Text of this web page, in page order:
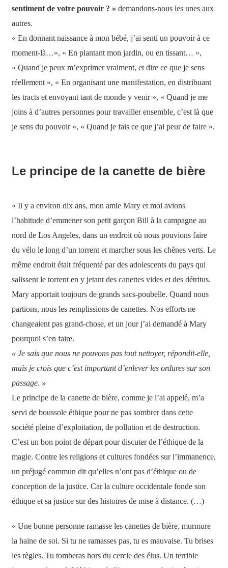
sentiment de votre pouvoir ? » demandons-nous les unes aux
autres.
« En donnant naissance à mon bébé, j’ai senti un pouvoir à ce
moment-là…», « En plantant mon jardin, ou en tissant… »,
« Quand je peux m’exprimer vraiment, et dire ce que je sens
réellement », « En organisant une manifestation, en distribuant
les tracts et envoyant tant de monde y venir », « Quand je me
joins à d’autres personnes pour travailler ensemble, c’est là que
je sens du pouvoir », « Quand je fais ce que j’ai peur de faire ».
Le principe de la canette de bière
« Il y a environ dix ans, mon amie Mary et moi avions
l’habitude d’emmener son petit garçon Bill à la campagne au
nord de Los Angeles, dans un endroit où nous pouvions faire
du vélo le long d’un torrent et marcher sous les chênes verts. Le
même endroit était fréquenté par des adolescents du pays qui
salissent le torrent en y jetant des canettes vides et des détritus.
Mary apportait toujours de grands sacs-poubelle. Quand nous
partions, nous les remplissions de canettes. Nos efforts ne
changeaient pas grand-chose, et un jour j’ai demandé à Mary
pourquoi s’en faire.
« Je sais que nous ne pouvons pas tout nettoyer, répondit-elle,
mais je crois que c’est important d’enlever les ordures sur son
passage. »
Le principe de la canette de bière, comme je l’ai appelé, m’a
servi de boussole éthique pour ne pas sombrer dans cette
société pleine d’exploitation, de pollution et de destruction.
C’est un bon point de départ pour discuter de l’éthique de la
magie. Contre les religions et cultures fondées sur l’immanence,
un préjugé commun dit qu’elles n’ont pas d’éthique ou de
conception de la justice. Car la culture occidentale fonde son
éthique et sa justice sur des histoires de mise à distance. (…)
« Une bonne personne ramasse les canettes de bière, murmure
la haine de soi. Si tu ne ramasses pas, tu es mauvaise. Tu brises
les règles. Tu tomberas hors du cercle des élus. Un terrible